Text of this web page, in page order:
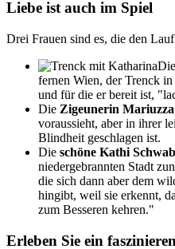
Liebe ist auch im Spiel
Drei Frauen sind es, die den
Die
fernen Wien, der Trenck
und für die er bereit ist,
Die Zigeunerin Mariuzza
voraussieht, aber in ihrer
Blindheit geschlagen ist.
Die schöne Kathi Schwab
niedergebrannten Stadt
die sich dann aber dem
hingibt, weil sie erkennt,
zum Besseren kehren."
Erleben Sie ein